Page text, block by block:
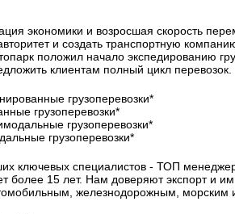
экономики и возросшая скорость
и создать транспортную
положил начало экспедированию
клиентам полный цикл перевозок.
грузоперевозки*
грузоперевозки*
грузоперевозки*
грузоперевозки*
ключевых специалистов - ТОП
более 15 лет. Нам доверяют экспорт и
железнодорожным, морским